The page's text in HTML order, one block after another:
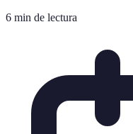
6 min de lectura